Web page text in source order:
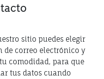
sitio puedes elegir
de correo electrónico y
comodidad, para que
tus datos cuando